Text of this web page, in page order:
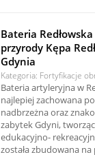
Bateria
przyrody Kępa
Gdynia
Kategoria: Fortyfikacje
Bateria artyleryjna w
najlepiej zachowana
nadbrzeżna oraz
zabytek Gdyni,
edukacyjno-
została zbudowana na